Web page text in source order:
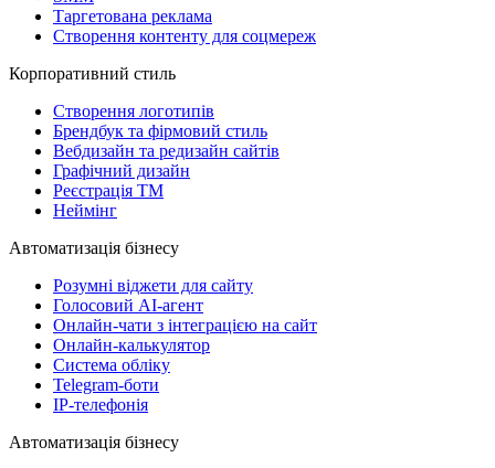
Таргетована реклама
Створення контенту для соцмереж
Корпоративний стиль
Створення логотипів
Брендбук та фірмовий стиль
Вебдизайн та редизайн сайтів
Графічний дизайн
Реєстрація ТМ
Неймінг
Автоматизація бізнесу
Розумні віджети для сайту
Голосовий АІ-агент
Онлайн-чати з інтеграцією на сайт
Онлайн-калькулятор
Система обліку
Telegram-боти
IP-телефонія
Автоматизація бізнесу